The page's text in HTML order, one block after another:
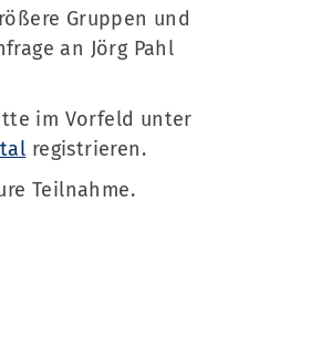
Antworten
Gruppen und
an Jörg Pahl
im Vorfeld unter
registrieren.
Teilnahme.